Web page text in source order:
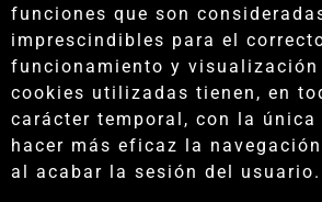
funciones que son
imprescindibles para el
funcionamiento y visualización
cookies utilizadas tienen, en
carácter temporal, con la
hacer más eficaz la
al acabar la sesión del usuario.